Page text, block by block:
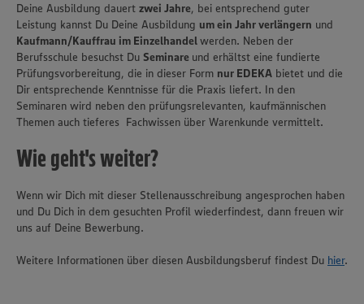
Wir setzen Cookies und andere Technologien ein, um Ihnen
ermöglichen. Wir verwenden Ihre Daten, um unsere
Deine Ausbildung dauert zwei Jahre, bei entsprechend guter
Leistung kannst Du Deine Ausbildung um ein Jahr verlängern und
Kaufmann/Kauffrau im Einzelhandelwerden. Neben der
Berufsschule besuchst Du Seminare und erhältst eine fundierte
Prüfungsvorbereitung, die in dieser Form nur EDEKA bietet und die
Dir entsprechende Kenntnisse für die Praxis liefert. In den
Seminaren wird neben den prüfungsrelevanten, kaufmännischen
Themen auch tieferes Fachwissen über Warenkunde vermittelt.
Wie geht's weiter?
Wenn wir Dich mit dieser Stellenausschreibung angesprochen haben
und Du Dich in dem gesuchten Profil wiederfindest, dann freuen wir
uns auf Deine Bewerbung.
Weitere Informationen über diesen Ausbildungsberuf findest Du hier.